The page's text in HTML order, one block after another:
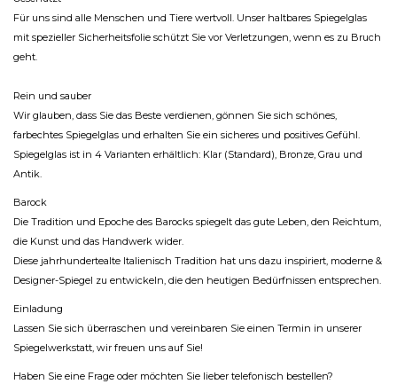
Für uns sind alle Menschen und Tiere wertvoll. Unser haltbares Spiegelglas
mit spezieller Sicherheitsfolie schützt Sie vor Verletzungen, wenn es zu Bruch
geht.
Rein und sauber
Wir glauben, dass Sie das Beste verdienen, gönnen Sie sich schönes,
farbechtes Spiegelglas und erhalten Sie ein sicheres und positives Gefühl.
Spiegelglas ist in 4 Varianten erhältlich: Klar (Standard), Bronze, Grau und
Antik.
Barock
Die Tradition und Epoche des Barocks spiegelt das gute Leben, den Reichtum,
die Kunst und das Handwerk wider.
Diese jahrhundertealte Italienisch Tradition hat uns dazu inspiriert, moderne &
Designer-Spiegel zu entwickeln, die den heutigen Bedürfnissen entsprechen.
Einladung
Lassen Sie sich überraschen und vereinbaren Sie einen Termin in unserer
Spiegelwerkstatt, wir freuen uns auf Sie!
Haben Sie eine Frage oder möchten Sie lieber telefonisch bestellen?